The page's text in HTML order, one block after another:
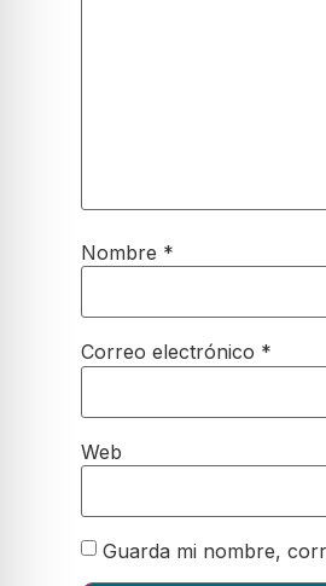
Nombre *
Correo electrónico *
Web
Guarda mi nombre,